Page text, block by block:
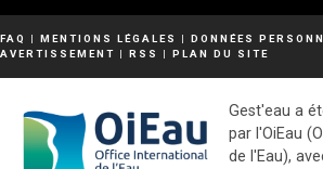
FAQ | MENTIONS LÉGALES | DONNÉES
AVERTISSEMENT | RSS | PLAN DU SITE
Gest'eau a
par l'OiEau
de l'Eau),